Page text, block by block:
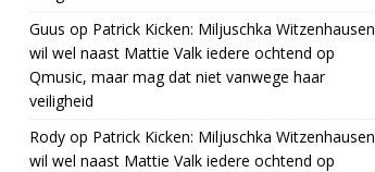
Guus op Patrick Kicken: Miljuschka Witzenhausen
wil wel naast Mattie Valk iedere ochtend op
Qmusic, maar mag dat niet vanwege haar
veiligheid
Rodyop Patrick Kicken: Miljuschka Witzenhausen
wil wel naast Mattie Valk iedere ochtend op